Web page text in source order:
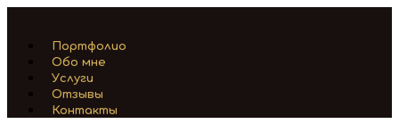
Портфолио
Обо мне
Услуги
Отзывы
Контакты